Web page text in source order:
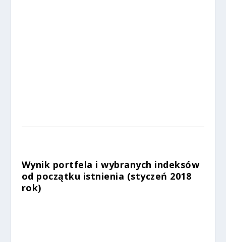
Wynik portfela i wybranych indeksów
od początku istnienia (styczeń 2018
rok)